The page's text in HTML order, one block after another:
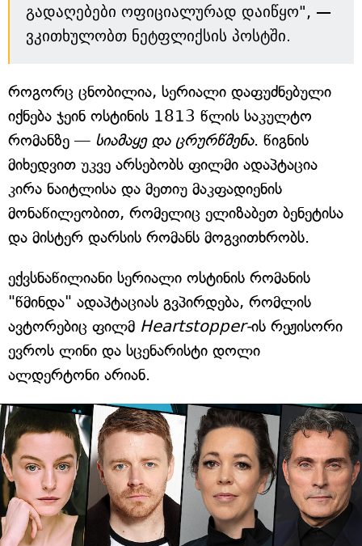
გადაღებები ოფიციალურად დაიწყო", —
ვკითხულობთ ნეტფლიქსის პოსტში.
როგორც ცნობილია, სერიალი დაფუძნებული
იქნება ჯეინ ოსტინის 1813 წლის საკულტო
რომანზე — სიამაყე და ცრურწმენა. წიგნის
მიხედვით უკვე არსებობს ფილმი ადაპტაცია
კირა ნაიტლისა და მეთიუ მაკფადიენის
მონაწილეობით, რომელიც ელიზაბეთ ბენეტისა
და მისტერ დარსის რომანს მოგვითხრობს.
ექვსნაწილიანი სერიალი ოსტინის რომანის
"წმინდა" ადაპტაციას გვპირდება, რომლის
ავტორებიც ფილმ Heartstopper-ის რეჟისორი
ევროს ლინი და სცენარისტი დოლი
ალდერტონი არიან.